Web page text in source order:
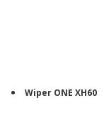
Wiper ONE XH60